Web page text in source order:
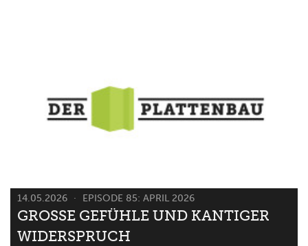
14.05.2026 EPISODE 85: APRIL 2026
GROSSE GEFÜHLE UND KANTIGER W
IDERSPRUCH